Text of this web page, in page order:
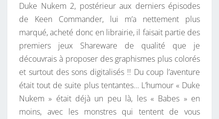
Duke Nukem 2, postérieur aux derniers épisodes
de Keen Commander, lui m’a nettement plus
marqué, acheté donc en librairie, il faisait partie des
premiers jeux Shareware de qualité que je
découvrais à proposer des graphismes plus colorés
et surtout des sons digitalisés !! Du coup l’aventure
était tout de suite plus tentantes… L’humour « Duke
Nukem » était déjà un peu là, les « Babes » en
moins, avec les monstres qui tentent de vous